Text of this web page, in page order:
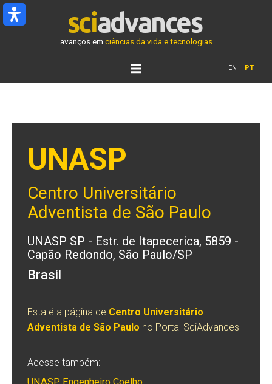
Ir
para
avanços em ciências da vida e tecnologias
EN PT
UNASP
Centro Universitário
Adventista de São Paulo
UNASP SP - Estr. de Itapecerica, 5859 -
Capão Redondo, São Paulo/SP
Brasil
Esta é a página de Centro Universitário
Adventista de São Paulo no Portal SciAdvances
Acesse também: